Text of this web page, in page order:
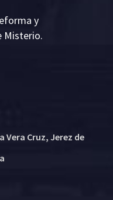
y
Misterio.
Vera Cruz, Jerez de